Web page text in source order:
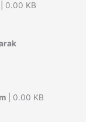
| 0.00 KB
| 0.00 KB